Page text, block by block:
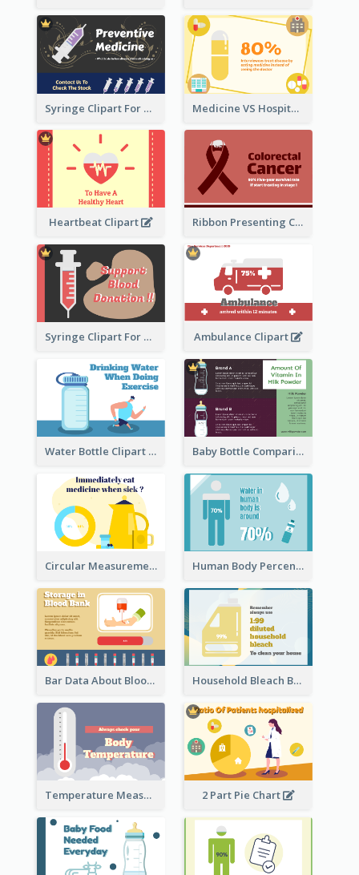
Syringe Clipart For Preventive Medicine Medicine VS Hospital Clipart
Heartbeat Clipart Ribbon Presenting Cancer
Syringe Clipart For Blood Donation Ambulance Clipart
Water Bottle Clipart Baby Bottle Comparison Information
Circular Measurement Of 2 Group Human Body Percentage Clipart
Bar Data About Blood Donation Household Bleach Bottle
Temperature Measurement 2 Part Pie Chart